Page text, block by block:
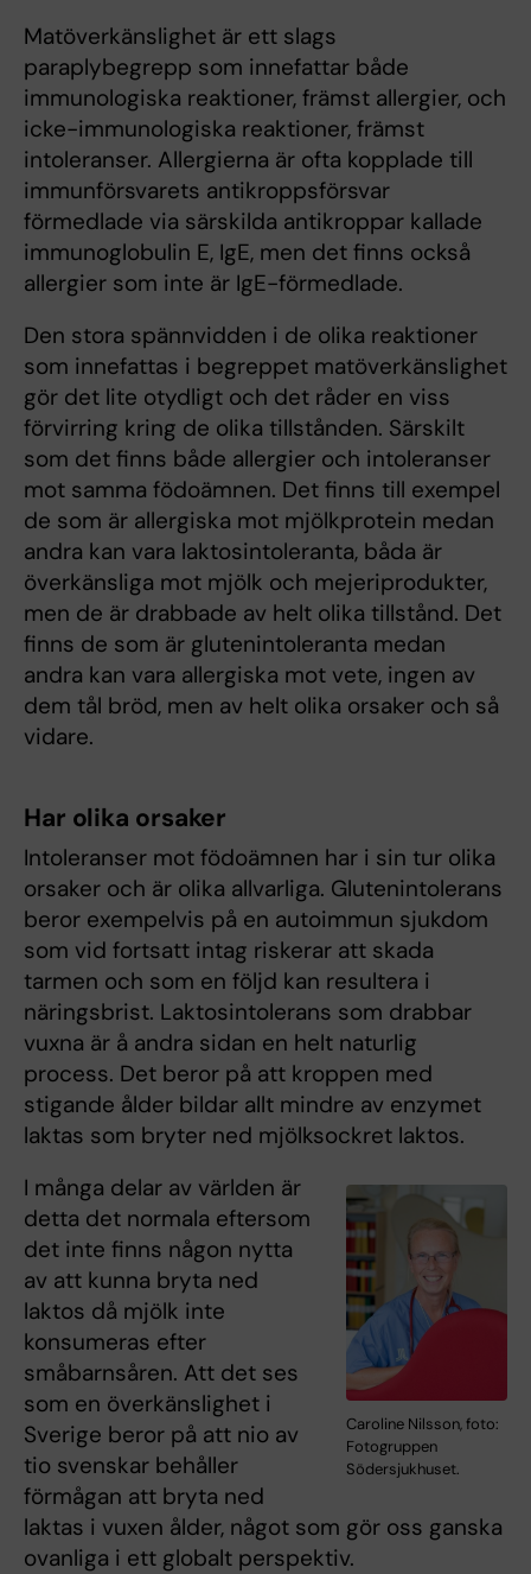
Matöverkänslighet är ett slags
paraplybegrepp som innefattar både
immunologiska reaktioner, främst allergier, och
icke-immunologiska reaktioner, främst
intoleranser. Allergierna är ofta kopplade till
immunförsvarets antikroppsförsvar
förmedlade via särskilda antikroppar kallade
immunoglobulin E, IgE, men det finns också
allergier som inte är IgE-förmedlade.
Den stora spännvidden i de olika reaktioner
som innefattas i begreppet matöverkänslighet
gör det lite otydligt och det råder en viss
förvirring kring de olika tillstånden. Särskilt
som det finns både allergier och intoleranser
mot samma födoämnen. Det finns till exempel
de som är allergiska mot mjölkprotein medan
andra kan vara laktosintoleranta, båda är
överkänsliga mot mjölk och mejeriprodukter,
men de är drabbade av helt olika tillstånd. Det
finns de som är glutenintoleranta medan
andra kan vara allergiska mot vete, ingen av
dem tål bröd, men av helt olika orsaker och så
vidare.
Har olika orsaker
Intoleranser mot födoämnen har i sin tur olika
orsaker och är olika allvarliga. Glutenintolerans
beror exempelvis på en autoimmun sjukdom
som vid fortsatt intag riskerar att skada
tarmen och som en följd kan resultera i
näringsbrist. Laktosintolerans som drabbar
vuxna är å andra sidan en helt naturlig
process. Det beror på att kroppen med
stigande ålder bildar allt mindre av enzymet
laktas som bryter ned mjölksockret laktos.
Caroline Nilsson, foto:
Fotogruppen
Södersjukhuset.
I många delar av världen är
detta det normala eftersom
det inte finns någon nytta
av att kunna bryta ned
laktos då mjölk inte
konsumeras efter
småbarnsåren. Att det ses
som en överkänslighet i
Sverige beror på att nio av
tio svenskar behåller
förmågan att bryta ned
laktas i vuxen ålder, något som gör oss ganska
ovanliga i ett globalt perspektiv.